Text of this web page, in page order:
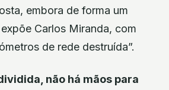
embora de forma um
Carlos Miranda, com
de rede destruída”.
não há mãos para